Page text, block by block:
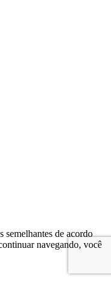
semelhantes de acordo
navegando, você